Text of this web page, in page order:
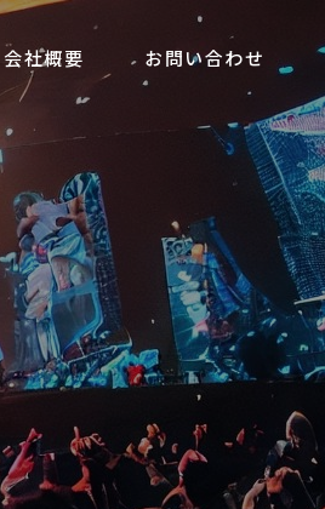
会社概要 お問い合わせ